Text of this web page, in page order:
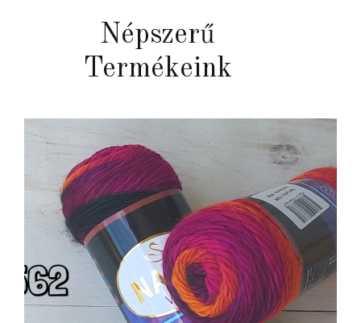
Népszerű
Termékeink